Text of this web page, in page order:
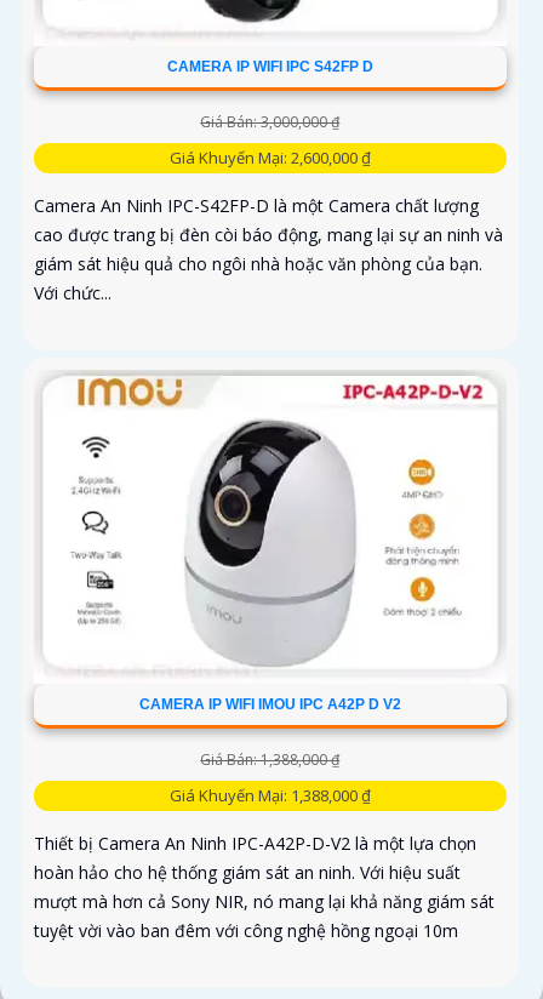
CAMERA IP WIFI IPC S42FP D
Giá Bán: 3,000,000 ₫
Giá Khuyến Mại: 2,600,000 ₫
Camera An Ninh IPC-S42FP-D là một Camera chất lượng
cao được trang bị đèn còi báo động, mang lại sự an ninh và
giám sát hiệu quả cho ngôi nhà hoặc văn phòng của bạn.
Với chức...
CAMERA IP WIFI IMOU IPC A42P D V2
Giá Bán: 1,388,000 ₫
Giá Khuyến Mại: 1,388,000 ₫
Thiết bị Camera An Ninh IPC-A42P-D-V2 là một lựa chọn
hoàn hảo cho hệ thống giám sát an ninh. Với hiệu suất
mượt mà hơn cả Sony NIR, nó mang lại khả năng giám sát
tuyệt vời vào ban đêm với công nghệ hồng ngoại 10m